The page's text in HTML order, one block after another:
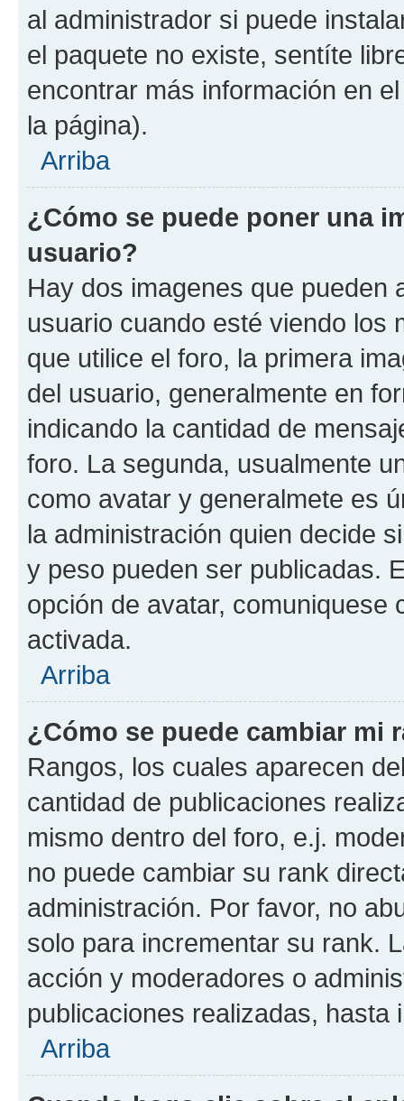
al administrador si puede
el paquete no existe, sentíte
encontrar más información en
la página).
Arriba
¿Cómo se puede poner una
usuario?
Hay dos imagenes que pueden
usuario cuando esté viendo los
que utilice el foro, la primera
del usuario, generalmente en
indicando la cantidad de
foro. La segunda, usualmente
como avatar y generalmete es
la administración quien decide
y peso pueden ser publicadas.
opción de avatar, comuniquese
activada.
Arriba
¿Cómo se puede cambiar mi
Rangos, los cuales aparecen
cantidad de publicaciones
mismo dentro del foro, e.j.
no puede cambiar su rank
administración. Por favor, no
solo para incrementar su rank.
acción y moderadores o
publicaciones realizadas, hasta
Arriba